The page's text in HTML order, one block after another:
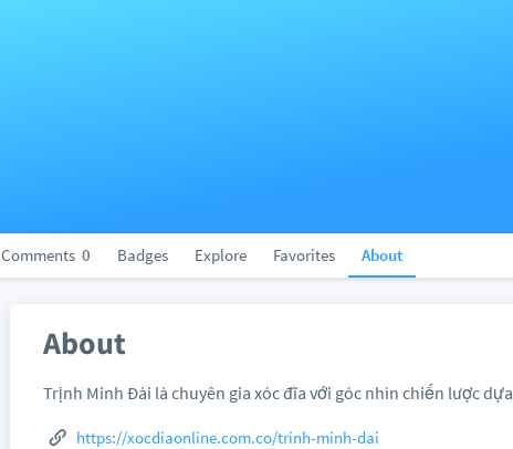
Comments 0 Badges Explore Favorites About
About
Trịnh Minh Đài là chuyên gia xóc đĩa với góc nhìn chiến lược
https://xocdiaonline.com.co/trinh-minh-dai